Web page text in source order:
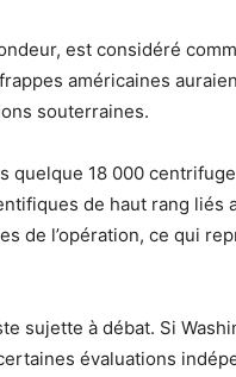
est considéré
américaines
souterraines.
quelque 18 000
de haut rang liés
de l’opération, ce qui
sujette à débat. Si
évaluations